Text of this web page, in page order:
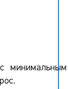
минимальным